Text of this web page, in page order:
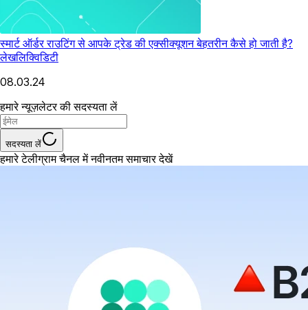
स्मार्ट ऑर्डर राउटिंग से आपके ट्रेड की एक्सीक्यूशन बेहतरीन कैसे हो जाती है?
लेखलिक्विडिटी
08.03.24
हमारे न्यूज़लेटर की सदस्यता लें
सदस्यता लें
हमारे टेलीग्राम चैनल में नवीनतम समाचार देखें